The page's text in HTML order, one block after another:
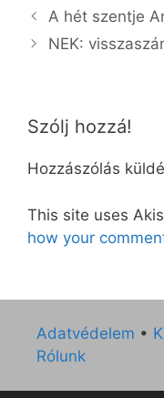
A hét szentje
NEK:
Szólj hozzá!
Hozzászólás
This site uses
how your
Adatvédelem •
Rólunk